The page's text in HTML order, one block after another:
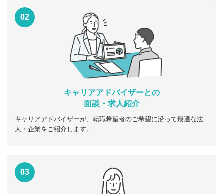
02
キャリアアドバイザーとの
面談・求人紹介
キャリアアドバイザーが、転職希望者のご希望に沿って最適な法
人・企業をご紹介します。
03